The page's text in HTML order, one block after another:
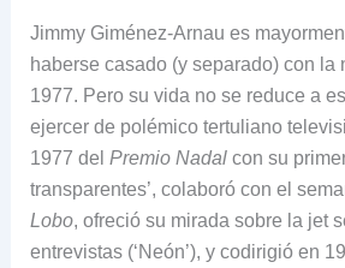
Jimmy Giménez-Arnau es
haberse casado (y separado) con la
1977. Pero su vida no se reduce a
ejercer de polémico tertuliano
1977 del Premio Nadalcon su
transparentes’, colaboró con el
Lobo, ofreció su mirada sobre la jet
entrevistas (‘Neón’), y codirigió en